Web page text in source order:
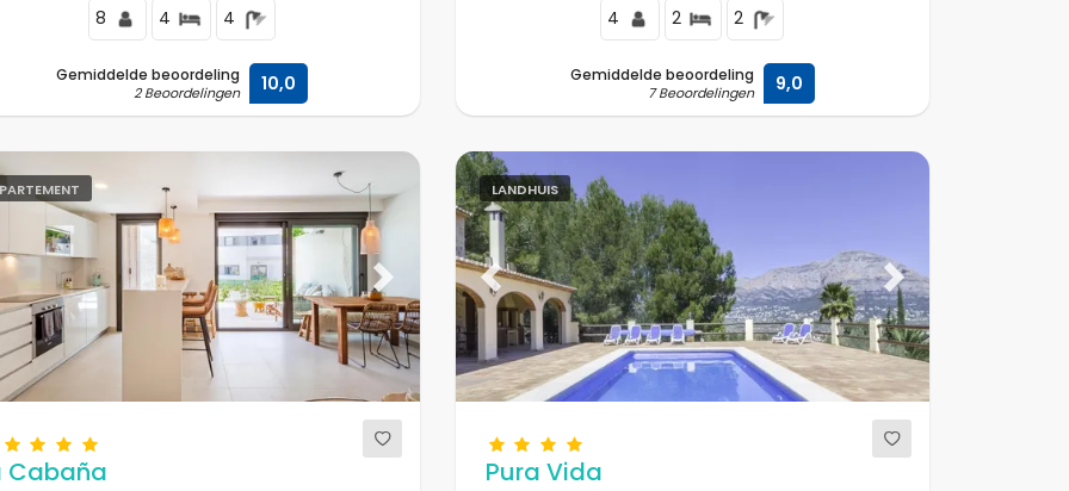
8 4 4
Gemiddelde beoordeling
2 Beoordelingen 10,0
4 2 2
Gemiddelde beoordeling
7 Beoordelingen 9,0
Next
Cabaña
LANDHUIS
Previous Next
Pura Vida